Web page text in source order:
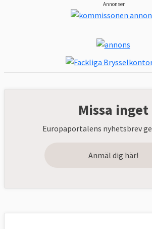
Annonser
Missa inget
Europaportalens nyhetsbrev
Anmäl dig här!